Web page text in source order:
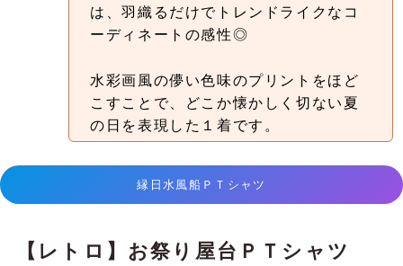
は、羽織るだけでトレンドライクなコ
ーディネートの感性◎
水彩画風の儚い色味のプリントをほど
こすことで、どこか懐かしく切ない夏
の日を表現した１着です。
縁日水風船ＰＴシャツ
【レトロ】お祭り屋台ＰＴシャツ